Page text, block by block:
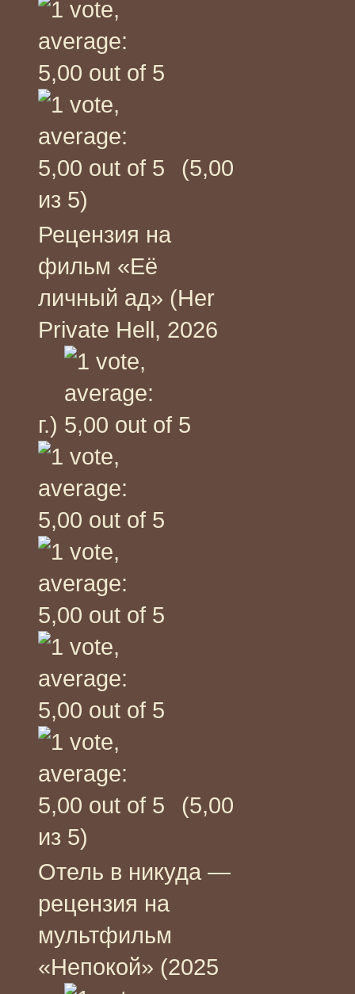
(5,00
из 5)
Рецензия на
фильм «Её
личный ад» (Her
Private Hell, 2026
г.)
(5,00
из 5)
Отель в никуда —
рецензия на
мультфильм
«Непокой» (2025